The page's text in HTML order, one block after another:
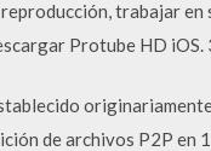
trabajar en
Protube HD iOS.
de archivos P2P en